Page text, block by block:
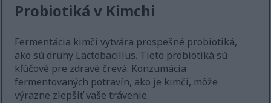
Probiotiká v Kimchi
Fermentácia kimči vytvára prospešné probiotiká,
ako sú druhy Lactobacillus. Tieto probiotiká sú
kľúčové pre zdravé črevá. Konzumácia
fermentovaných potravín, ako je kimči, môže
výrazne zlepšiť vaše trávenie.